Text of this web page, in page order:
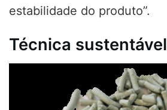
estabilidade do produto”.
Técnica sustentável